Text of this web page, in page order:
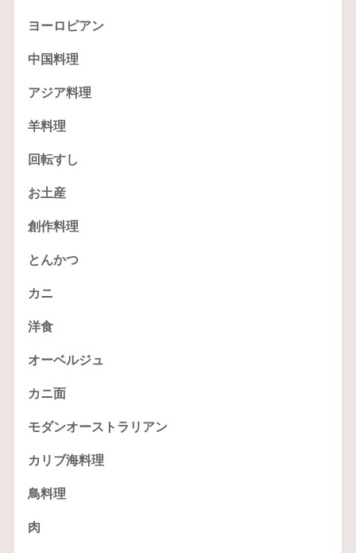
ヨーロピアン
中国料理
アジア料理
羊料理
回転すし
お土産
創作料理
とんかつ
カニ
洋食
オーベルジュ
カニ面
モダンオーストラリアン
カリブ海料理
鳥料理
肉